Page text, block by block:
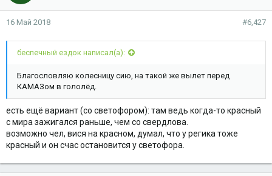
16 Май 2018 #6,427
беспечный ездок написал(а):
Благословляю колесницу сию, на такой же вылет перед
КАМАЗом в гололёд.
есть ещё вариант (со светофором): там ведь когда-то красный
с мира зажигался раньше, чем со свердлова.
возможно чел, вися на красном, думал, что у регика тоже
красный и он счас остановится у светофора.